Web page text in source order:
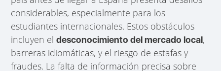
considerables, especialmente para los
estudiantes internacionales. Estos obstáculos
incluyen eldesconocimiento del mercado local,
barreras idiomáticas, y el riesgo de estafas y
fraudes. La falta de información precisa sobre